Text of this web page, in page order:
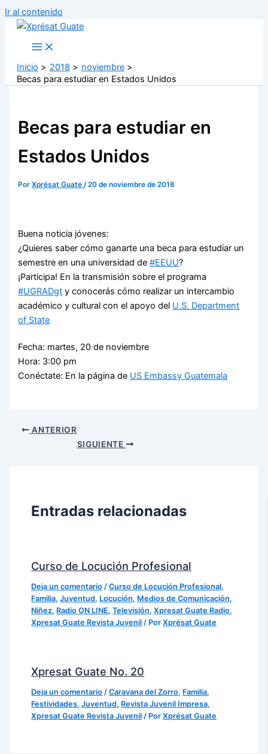
Ir al contenido
Inicio 2018
noviembre
Becas para estudiar en Estados Unidos
Becas para estudiar en
Estados Unidos
PorXprésat Guate/20 de noviembre de 2018
Buena noticia jóvenes:
¿Quieres saber cómo ganarte una beca para estudiar un
semestre en una universidad de#EEUU?
¡Participa! En la transmisión sobre el programa
#UGRADgt y conocerás cómo realizar un intercambio
académico y cultural con el apoyo del U.S. Department
of State
Fecha: martes, 20 de noviembre
Hora: 3:00 pm
Conéctate: En la página de US Embassy Guatemala
ANTERIOR
SIGUIENTE
Entradas relacionadas
Curso de Locución Profesional
Deja un comentario /Curso de Locución Profesional,
Familia,Juventud, Locución, Medios de Comunicación,
Niñez, Radio ON LINE,Televisión,Xpresat Guate Radio,
Xpresat Guate Revista Juvenil / PorXprésat Guate
Xpresat Guate No. 20
Deja un comentario /Caravana del Zorro, Familia,
Festividades,Juventud, Revista Juvenil Impresa,
Xpresat Guate Revista Juvenil / PorXprésat Guate